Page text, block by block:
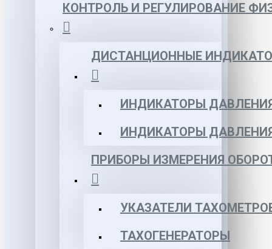
КОНТРОЛЬ И РЕГУЛИРОВАНИЕ
ДИСТАНЦИОННЫЕ
ИНДИКАТОРЫ
ИНДИКАТОРЫ
ПРИБОРЫ ИЗМЕРЕНИЯ
УКАЗАТЕЛИ
ТАХОГЕНЕРАТОРЫ